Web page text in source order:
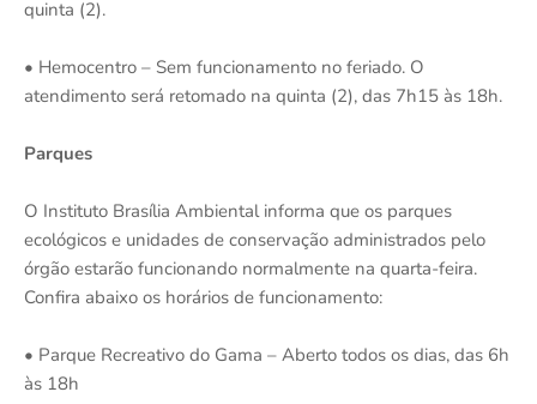
quinta (2).
• Hemocentro – Sem funcionamento no feriado. O
atendimento será retomado na quinta (2), das 7h15 às 18h.
Parques
O Instituto Brasília Ambiental informa que os parques
ecológicos e unidades de conservação administrados pelo
órgão estarão funcionando normalmente na quarta-feira.
Confira abaixo os horários de funcionamento:
• Parque Recreativo do Gama – Aberto todos os dias, das 6h
às 18h